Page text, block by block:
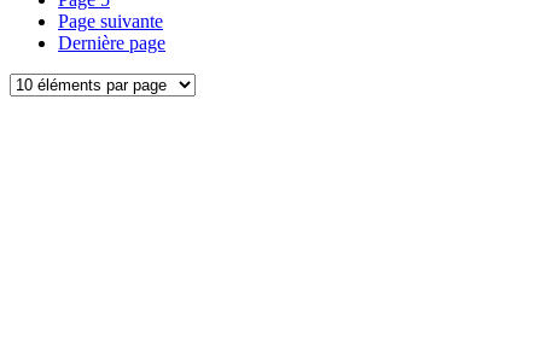
Page suivante
Dernière page